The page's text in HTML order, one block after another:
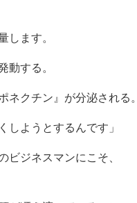
します。
動する。
ネクチン』が分泌される。
しようとするんです」
ビジネスマンにこそ、